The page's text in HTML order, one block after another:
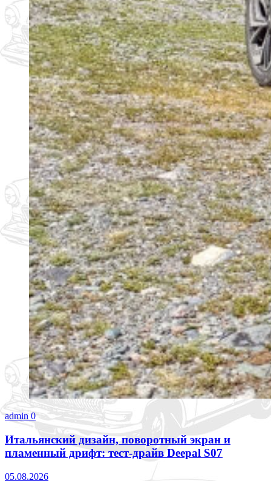
admin 0
Итальянский дизайн, поворотный экран и
пламенный дрифт: тест-драйв Deepal S07
05.08.2026